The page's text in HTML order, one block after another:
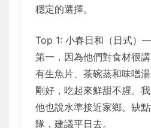
穩定的選擇。
Top 1: 小春日和（日式）
第一，因為他們對食材很
有生魚片、茶碗蒸和味噌
剛好，吃起來鮮甜不腥。
他也說水準接近家鄉。缺
隊，建議平日去。